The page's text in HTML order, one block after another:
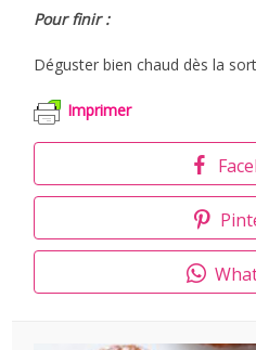
Pour finir :
Déguster bien chaud dès la
Imprimer